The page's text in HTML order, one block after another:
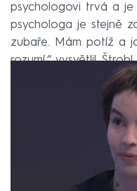
psychologovi trvá a je
psychologa je stejně
zubaře. Mám potíž a
rozumí,“ vysvětlil Štrobl.